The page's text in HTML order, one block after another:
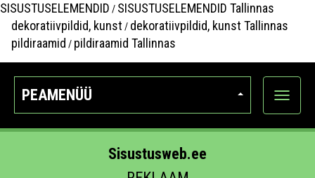
SISUSTUSELEMENDID / SISUSTUSELEMENDID Tallinnas
dekoratiivpildid, kunst / dekoratiivpildid, kunst Tallinnas
pildiraamid / pildiraamid Tallinnas
PEAMENÜÜ
Ava
Sisustusweb.ee